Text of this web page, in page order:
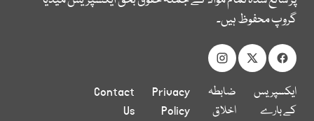
گروپ محفوظ ہیں۔
ایکسپریس
کے بارے
ضابطہ
اخلاق
Privacy
Policy
Contact
Us